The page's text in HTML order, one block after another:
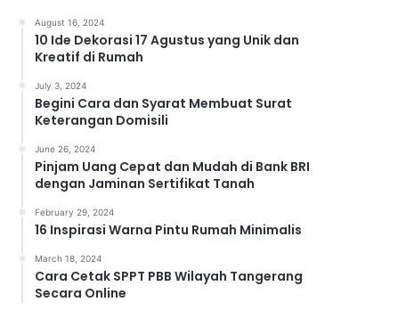
August 16, 2024
10 Ide Dekorasi 17 Agustus yang Unik dan
Kreatif di Rumah
July 3, 2024
Begini Cara dan Syarat Membuat Surat
Keterangan Domisili
June 26, 2024
Pinjam Uang Cepat dan Mudah di Bank BRI
dengan Jaminan Sertifikat Tanah
February 29, 2024
16 Inspirasi Warna Pintu Rumah Minimalis
March 18, 2024
Cara Cetak SPPT PBB Wilayah Tangerang
Secara Online